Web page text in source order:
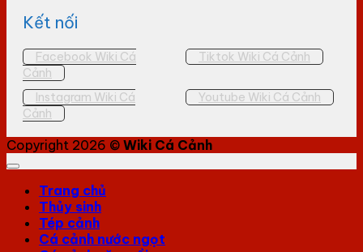
Kết nối
Facebook Wiki Cá
Cảnh
Tiktok Wiki Cá Cảnh
Instagram Wiki Cá
Cảnh
Youtube Wiki Cá Cảnh
Copyright 2026 © Wiki Cá Cảnh
Trang chủ
Thủy sinh
Tép cảnh
Cá cảnh nước ngọt